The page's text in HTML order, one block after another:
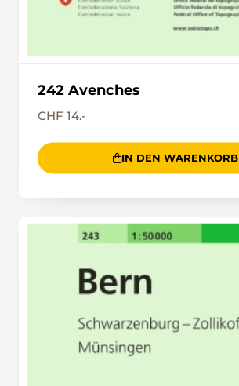
242 Avenches
CHF 14.-
IN DEN WARENKORB